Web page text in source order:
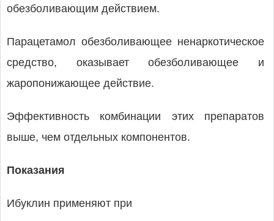
обезболивающим действием.
Парацетамол обезболивающее ненаркотическое
средство, оказывает обезболивающее и
жаропонижающее действие.
Эффективность комбинации этих препаратов
выше, чем отдельных компонентов.
Показания
Ибуклин применяют при